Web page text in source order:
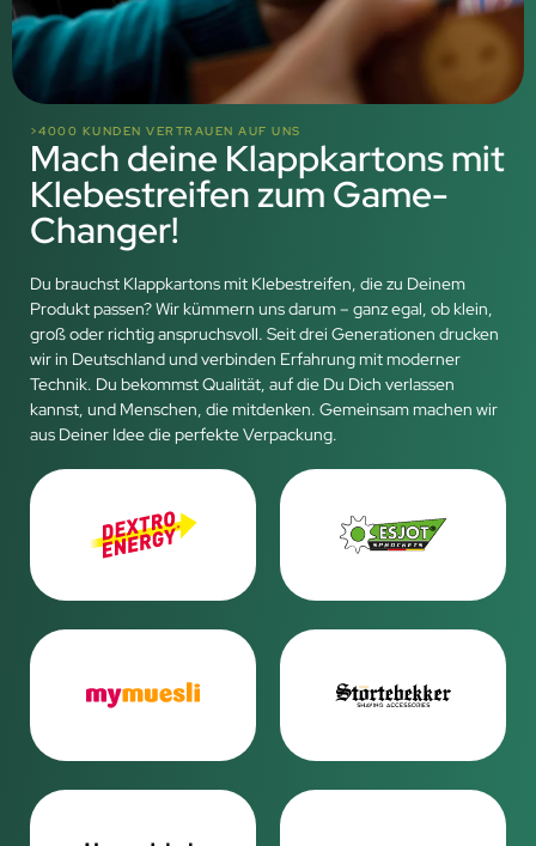
>4000 KUNDEN VERTRAUEN AUF UNS
Mach deine Klappkartons mit
Klebestreifen zum Game-
Changer!
Du brauchst Klappkartons mit Klebestreifen, die zu Deinem
Produkt passen? Wir kümmern uns darum – ganz egal, ob klein,
groß oder richtig anspruchsvoll. Seit drei Generationen drucken
wir in Deutschland und verbinden Erfahrung mit moderner
Technik. Du bekommst Qualität, auf die Du Dich verlassen
kannst, und Menschen, die mitdenken. Gemeinsam machen wir
aus Deiner Idee die perfekte Verpackung.